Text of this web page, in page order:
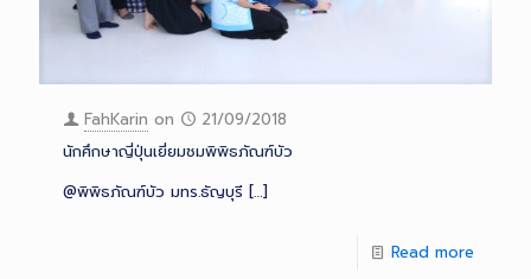
FahKarin on
21/09/2018
นักศึกษาญี่ปุ่นเยี่ยมชมพิพิธภัณฑ์บัว
@พิพิธภัณฑ์บัว มทร.ธัญบุรี […]
Read more